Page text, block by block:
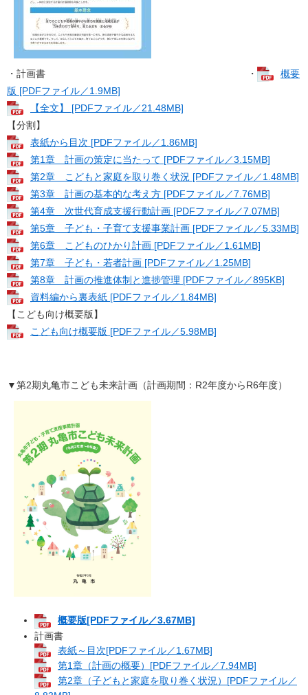
・計画書 ・
概要
版 [PDFファイル／1.9MB]
【全文】 [PDFファイル／21.48MB]
【分割】
表紙から目次 [PDFファイル／1.86MB]
第1章 計画の策定に当たって [PDFファイル／3.15MB]
第2章 こどもと家庭を取り巻く状況 [PDFファイル／1.48MB]
第3章 計画の基本的な考え方 [PDFファイル／7.76MB]
第4章 次世代育成支援行動計画 [PDFファイル／7.07MB]
第5章 子ども・子育て支援事業計画 [PDFファイル／5.33MB]
第6章 こどものひかり計画 [PDFファイル／1.61MB]
第7章 子ども・若者計画 [PDFファイル／1.25MB]
第8章 計画の推進体制と進捗管理 [PDFファイル／895KB]
資料編から裏表紙 [PDFファイル／1.84MB]
【こども向け概要版】
こども向け概要版 [PDFファイル／5.98MB]
▼第2期丸亀市こども未来計画（計画期間：R2年度からR6年度）
概要版[PDFファイル／3.67MB]
計画書
表紙～目次[PDFファイル／1.67MB]
第1章（計画の概要）[PDFファイル／7.94MB]
第2章（子どもと家庭を取り巻く状況）[PDFファイル／